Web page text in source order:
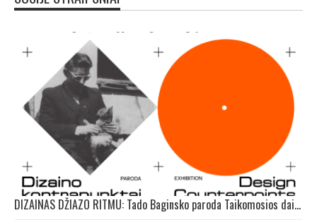
DIZAINAS DŽIAZO RITMU: Tado Baginsko paroda Taikomosios dailės ir dizaino muziejuje